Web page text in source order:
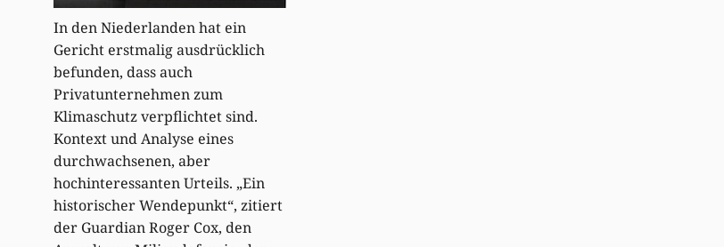
In den Niederlanden hat ein
Gericht erstmalig ausdrücklich
befunden, dass auch
Privatunternehmen zum
Klimaschutz verpflichtet sind.
Kontext und Analyse eines
durchwachsenen, aber
hochinteressanten Urteils. „Ein
historischer Wendepunkt“, zitiert
der Guardian Roger Cox, den